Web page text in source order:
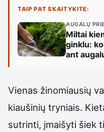
TAIP PAT SKAITYKITE:
AUGALŲ
Miltai
ginklu:
ant
Vienas žinomiausių
kiaušinių tryniais.
sutrinti, įmaišyti šiek